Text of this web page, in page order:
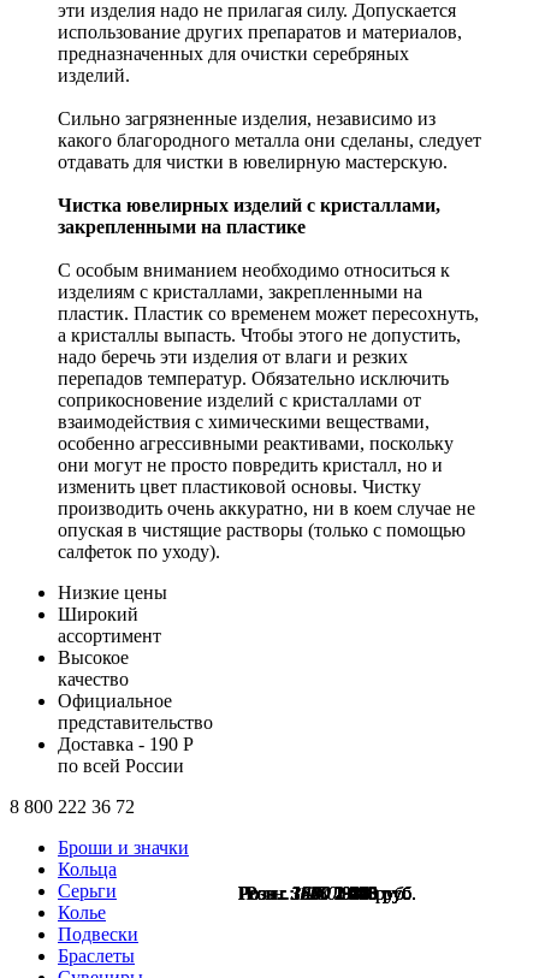
Розн.:3010 2 258руб.
Розн.:3340 2 505руб.
Розн.:3230 2 423руб.
Розн.:3570 2 678руб.
Розн.:3570 2 678руб.
Розн.:1250 938руб.
Розн.:1180 885руб.
Розн.:1600 1 200руб.
Розн.:1600 1 200руб.
Розн.:1600 1 200руб.
Розн.:1480 1 110руб.
эти изделия надо не прилагая силу. Допускается
использование других препаратов и материалов,
предназначенных для очистки серебряных
изделий.
Сильно загрязненные изделия, независимо из
какого благородного металла они сделаны, следует
отдавать для чистки в ювелирную мастерскую.
Чистка ювелирных изделий с кристаллами,
закрепленными на пластике
С особым вниманием необходимо относиться к
изделиям с кристаллами, закрепленными на
пластик. Пластик со временем может пересохнуть,
а кристаллы выпасть. Чтобы этого не допустить,
надо беречь эти изделия от влаги и резких
перепадов температур. Обязательно исключить
соприкосновение изделий с кристаллами от
взаимодействия с химическими веществами,
особенно агрессивными реактивами, поскольку
они могут не просто повредить кристалл, но и
изменить цвет пластиковой основы. Чистку
производить очень аккуратно, ни в коем случае не
опуская в чистящие растворы (только с помощью
салфеток по уходу).
Низкие цены
Широкий
ассортимент
Высокое
качество
Официальное
представительство
Доставка - 190 Р
по всей России
8 800 222 36 72
Броши и значки
Кольца
Серьги
Колье
Подвески
Браслеты